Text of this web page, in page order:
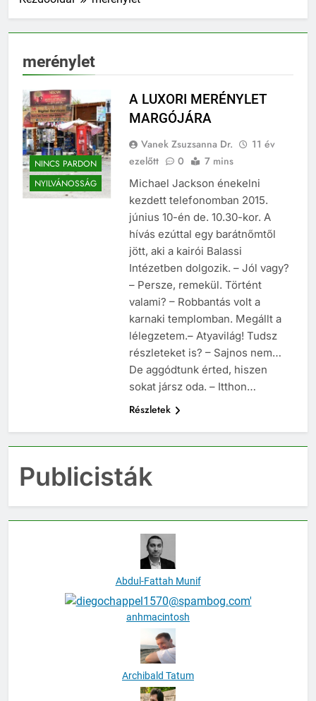
merénylet
NINCS PARDON
NYILVÁNOSSÁG
A LUXORI MERÉNYLET
MARGÓJÁRA
Vanek Zsuzsanna Dr.
11 év
ezelőtt
0 7 mins
Michael Jackson énekelni
kezdett telefonomban 2015.
június 10-én de. 10.30-kor. A
hívás ezúttal egy barátnőmtől
jött, aki a kairói Balassi
Intézetben dolgozik. – Jól vagy?
– Persze, remekül. Történt
valami? – Robbantás volt a
karnaki templomban. Megállt a
lélegzetem.– Atyavilág! Tudsz
részleteket is? – Sajnos nem…
De aggódtunk érted, hiszen
sokat jársz oda. – Itthon…
Részletek
Publicisták
Abdul-Fattah Munif
anhmacintosh
Archibald Tatum